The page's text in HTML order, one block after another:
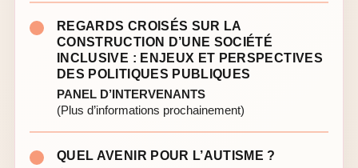
REGARDS CROISÉS SUR LA
CONSTRUCTION D’UNE SOCIÉTÉ
INCLUSIVE : ENJEUX ET PERSPECTIVES
DES POLITIQUES PUBLIQUES
PANEL D’INTERVENANTS
(Plus d’informations prochainement)
QUEL AVENIR POUR L’AUTISME ?